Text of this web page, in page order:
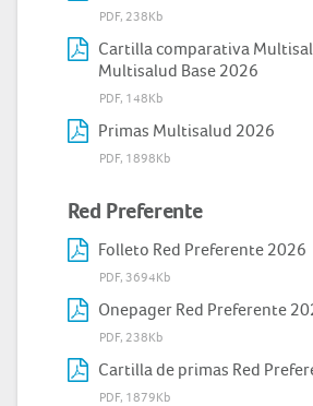
PDF, 238Kb
Cartilla comparativa
Multisalud Base 2026
PDF, 148Kb
Primas Multisalud 2026
PDF, 1898Kb
Red Preferente
Folleto Red Preferente 2026
PDF, 3694Kb
Onepager Red Preferente
PDF, 238Kb
Cartilla de primas Red
PDF, 1879Kb